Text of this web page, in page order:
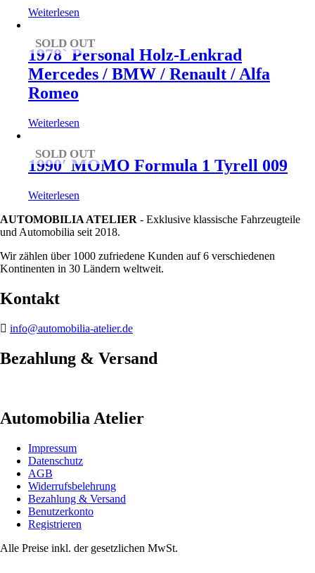
Weiterlesen
SOLD OUT
1978` Personal Holz-Lenkrad
Mercedes / BMW / Renault / Alfa
Romeo
Weiterlesen
SOLD OUT
1990′ MOMO Formula 1 Tyrell 009
Weiterlesen
AUTOMOBILIA ATELIER - Exklusive klassische Fahrzeugteile
und Automobilia seit 2018.
Wir zählen über 1000 zufriedene Kunden auf 6 verschiedenen
Kontinenten in 30 Ländern weltweit.
Kontakt
info@automobilia-atelier.de
Bezahlung & Versand
Automobilia Atelier
Impressum
Datenschutz
AGB
Widerrufsbelehrung
Bezahlung & Versand
Benutzerkonto
Registrieren
Alle Preise inkl. der gesetzlichen MwSt.